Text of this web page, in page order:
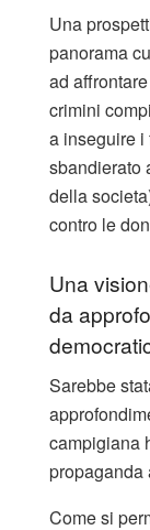
Una
panorama
ad
crimini
a inseguire i
sbandierato
della
contro le
Una
da
Sarebbe
campigiana
propaganda
Come si